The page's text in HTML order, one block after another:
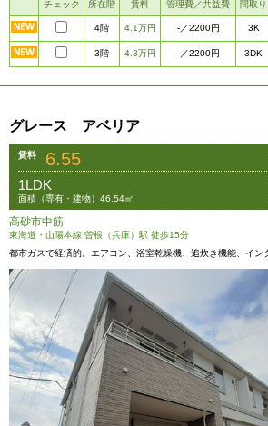
チェック 所在階 賃料 管理費／共益費 間取り
4階 4.1万円 -／2200円 3K
3階 4.3万円 -／2200円 3DK
グレース アベリア
賃料 6.55
1LDK
面積（専有・建物）46.54㎡
高砂市中筋
東海道・山陽本線 曽根（兵庫）駅 徒歩15分
都市ガスで経済的。エアコン、浴室乾燥機、追炊き機能、イン